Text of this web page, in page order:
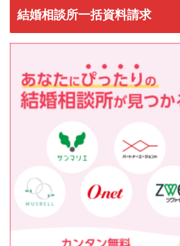
結婚相談所一括資料請求